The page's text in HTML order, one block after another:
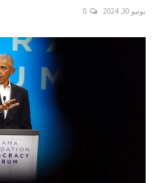
يونيو 30, 2024 0